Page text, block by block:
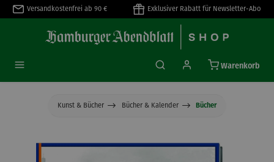
springen
Versandkostenfrei ab 90 € Exklusiver Rabatt für Newsletter-Abo
Warenkorb
Kunst & Bücher Bücher & Kalender Bücher
Bildergalerie überspringen